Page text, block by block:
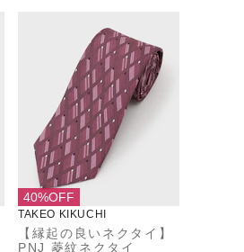
40%OFF
TAKEO KIKUCHI
【縁起の良いネクタイ】
PNJ 菱紋ネクタイ